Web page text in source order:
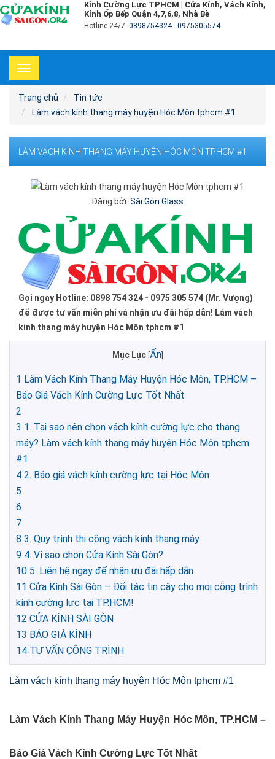
Kính Cường Lực TPHCM | Cửa Kính, Vách Kính,
Kính Ốp Bếp Quận 4,7,6,8, Nhà Bè
Hotline 24/7: 0898754324- 0975305574
Toggle
navigation
Trang chủ
Tin tức
Làm vách kính thang máy huyện Hóc Môn tphcm #1
LÀM VÁCH KÍNH THANG MÁY HUYỆN HÓC MÔN TPHCM #1
Đăng bởi: Sài Gòn Glass
Gọi ngay Hotline: 0898 754 324 - 0975 305 574 (Mr. Vượng)
để được tư vấn miễn phí và nhận ưu đãi hấp dẫn! Làm vách
kính thang máy huyện Hóc Môn tphcm #1
Mục Lục Ẩn]
1 Làm Vách Kính Thang Máy Huyện Hóc Môn, TP.HCM –
Báo Giá Vách Kính Cường Lực Tốt Nhất
2
3 1. Tại sao nên chọn vách kính cường lực cho thang
máy? Làm vách kính thang máy huyện Hóc Môn tphcm
#1
4 2. Báo giá vách kính cường lực tại Hóc Môn
5
6
7
8 3. Quy trình thi công vách kính thang máy
9 4. Vì sao chọn Cửa Kính Sài Gòn?
10 5. Liên hệ ngay để nhận ưu đãi hấp dẫn
11 Cửa Kính Sài Gòn – Đối tác tin cậy cho mọi công trình
kính cường lực tại TP.HCM!
12 CỬA KÍNH SÀI GÒN
13 BÁO GIÁ KÍNH
14 TƯ VẤN CÔNG TRÌNH
Làm vách kính thang máy huyện Hóc Môn tphcm #1
Làm Vách Kính Thang Máy Huyện Hóc Môn, TP.HCM –
Báo Giá Vách Kính Cường Lực Tốt Nhất